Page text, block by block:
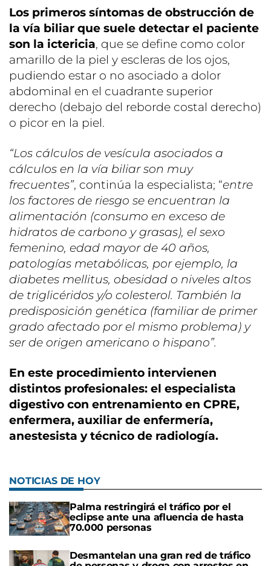
Los primeros síntomas de obstrucción de
la vía biliar que suele detectar el paciente
son la ictericia, que se define como color
amarillo de la piel y escleras de los ojos,
pudiendo estar o no asociado a dolor
abdominal en el cuadrante superior
derecho (debajo del reborde costal derecho)
o picor en la piel.
“Los cálculos de vesícula asociados a
cálculos en la vía biliar son muy
frecuentes”, continúa la especialista; “entre
los factores de riesgo se encuentran la
alimentación (consumo en exceso de
hidratos de carbono y grasas), el sexo
femenino, edad mayor de 40 años,
patologías metabólicas, por ejemplo, la
diabetes mellitus, obesidad o niveles altos
de triglicéridos y/o colesterol. También la
predisposición genética (familiar de primer
grado afectado por el mismo problema) y
ser de origen americano o hispano”.
En este procedimiento intervienen
distintos profesionales: el especialista
digestivo con entrenamiento en CPRE,
enfermera, auxiliar de enfermería,
anestesista y técnico de radiología.
NOTICIAS DE HOY
Palma restringirá el tráfico por el
eclipse ante una afluencia de hasta
70.000 personas
Desmantelan una gran red de tráfico